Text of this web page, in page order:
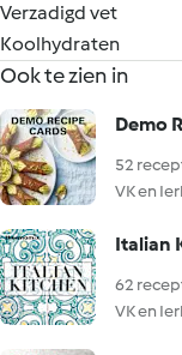
Verzadigd vet
Koolhydraten
Ook te zien in
Demo
52
VK en
Italian
62
VK en